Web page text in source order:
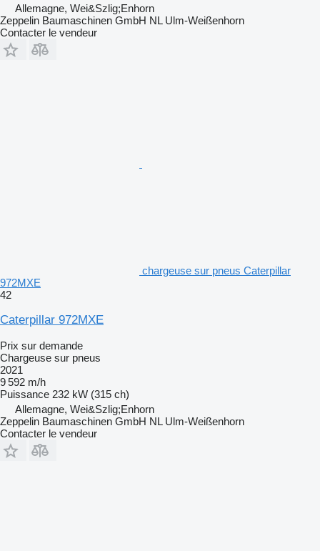
Allemagne, Wei&Szlig;Enhorn
Zeppelin Baumaschinen GmbH NL Ulm-Weißenhorn
Contacter le vendeur
chargeuse sur pneus Caterpillar
972MXE
42
Caterpillar 972MXE
Prix sur demande
Chargeuse sur pneus
2021
9 592 m/h
Puissance 232 kW (315 ch)
Allemagne, Wei&Szlig;Enhorn
Zeppelin Baumaschinen GmbH NL Ulm-Weißenhorn
Contacter le vendeur